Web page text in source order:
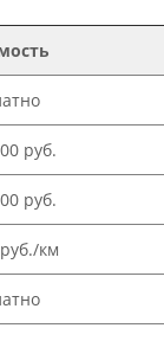
руб.
руб.
км